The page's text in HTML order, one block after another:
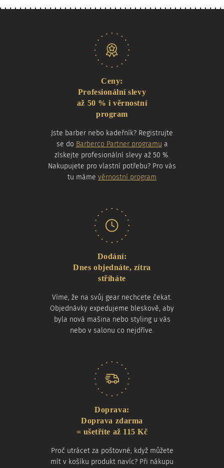
Ceny:
Profesionální slevy
až 50 % i věrnostní
program
Jste barber nebo kadeřník? Registrujte
se do Barberco Partner programu a
získejte profesionální slevy až 50 %.
Nakupujete pro vlastní potřebu? Pro vás
tu máme věrnostní program
Dodání:
Dnes objednáte, zítra
stříháte
Víme, že na svůj gear nechcete čekat.
Objednávky expedujeme bleskově, aby
byla nová mašina nebo styling u vás
nebo v salonu co nejdříve.
Doprava:
Doprava zdarma
= ušetříte až 115 Kč
Proč utrácet za poštovné, když můžete
mít v košíku produkt navíc? Při nákupu